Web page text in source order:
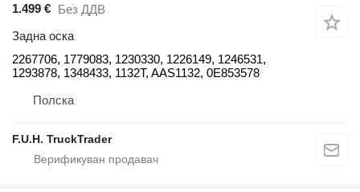
1.499 € Без ДДВ
Задна оска
2267706, 1779083, 1230330, 1226149, 1246531,
1293878, 1348433, 1132T, AAS1132, 0E853578
Полска
F.U.H. TruckTrader